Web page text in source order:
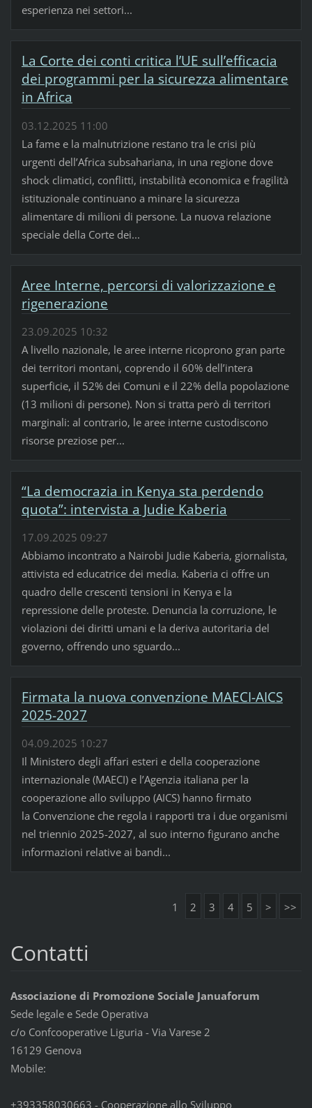
esperienza nei settori...
La Corte dei conti critica l’UE sull’efficacia
dei programmi per la sicurezza alimentare
in Africa
03.12.2025 11:00
La fame e la malnutrizione restano tra le crisi più
urgenti dell’Africa subsahariana, in una regione dove
shock climatici, conflitti, instabilità economica e fragilità
istituzionale continuano a minare la sicurezza
alimentare di milioni di persone. La nuova relazione
speciale della Corte dei...
Aree Interne, percorsi di valorizzazione e
rigenerazione
23.09.2025 10:32
A livello nazionale, le aree interne ricoprono gran parte
dei territori montani, coprendo il 60% dell’intera
superficie, il 52% dei Comuni e il 22% della popolazione
(13 milioni di persone). Non si tratta però di territori
marginali: al contrario, le aree interne custodiscono
risorse preziose per...
“La democrazia in Kenya sta perdendo
quota”: intervista a Judie Kaberia
17.09.2025 09:27
Abbiamo incontrato a Nairobi Judie Kaberia, giornalista,
attivista ed educatrice dei media. Kaberia ci offre un
quadro delle crescenti tensioni in Kenya e la
repressione delle proteste. Denuncia la corruzione, le
violazioni dei diritti umani e la deriva autoritaria del
governo, offrendo uno sguardo...
Firmata la nuova convenzione MAECI-AICS
2025-2027
04.09.2025 10:27
Il Ministero degli affari esteri e della cooperazione
internazionale (MAECI) e l’Agenzia italiana per la
cooperazione allo sviluppo (AICS) hanno firmato
la Convenzione che regola i rapporti tra i due organismi
nel triennio 2025-2027, al suo interno figurano anche
informazioni relative ai bandi...
1 2 3 4 5 > >>
Contatti
Associazione di Promozione Sociale Januaforum
Sede legale e Sede Operativa
c/o Confcooperative Liguria - Via Varese 2
16129 Genova
Mobile:
+393358030663 - Cooperazione allo Sviluppo